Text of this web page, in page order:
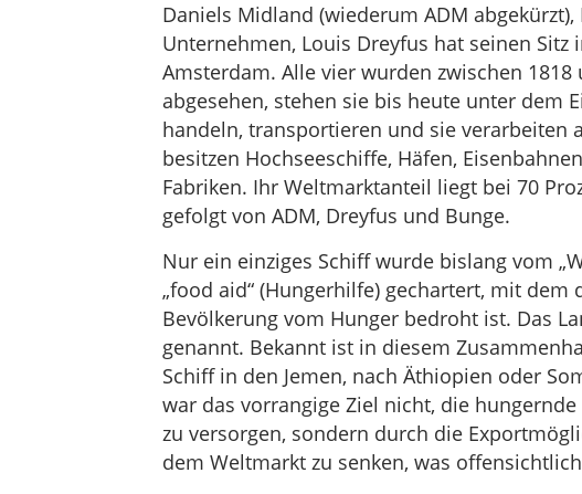
Daniels Midland (wiederum ADM
Unternehmen, Louis Dreyfus hat seinen
Amsterdam. Alle vier wurden zwischen
abgesehen, stehen sie bis heute unter dem
handeln, transportieren und sie verarbeiten
besitzen Hochseeschiffe, Häfen,
Fabriken. Ihr Weltmarktanteil liegt bei 70
gefolgt von ADM, Dreyfus und Bunge.
Nur ein einziges Schiff wurde bislang vom
„food aid“ (Hungerhilfe) gechartert, mit dem
Bevölkerung vom Hunger bedroht ist. Das
genannt. Bekannt ist in diesem
Schiff in den Jemen, nach Äthiopien oder
war das vorrangige Ziel nicht, die
zu versorgen, sondern durch die
dem Weltmarkt zu senken, was